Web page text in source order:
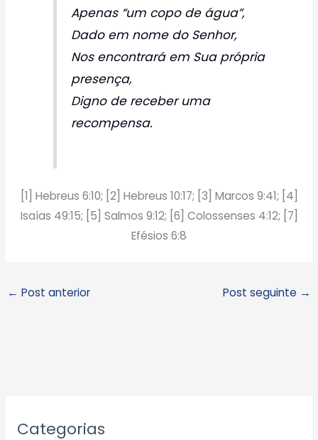
Apenas “um copo de água”,
Dado em nome do Senhor,
Nos encontrará em Sua própria
presença,
Digno de receber uma
recompensa.
[1] Hebreus 6:10; [2] Hebreus 10:17; [3] Marcos 9:41; [4]
Isaías 49:15; [5] Salmos 9:12; [6] Colossenses 4:12; [7]
Efésios 6:8
← Post anterior Post seguinte →
Categorias
r